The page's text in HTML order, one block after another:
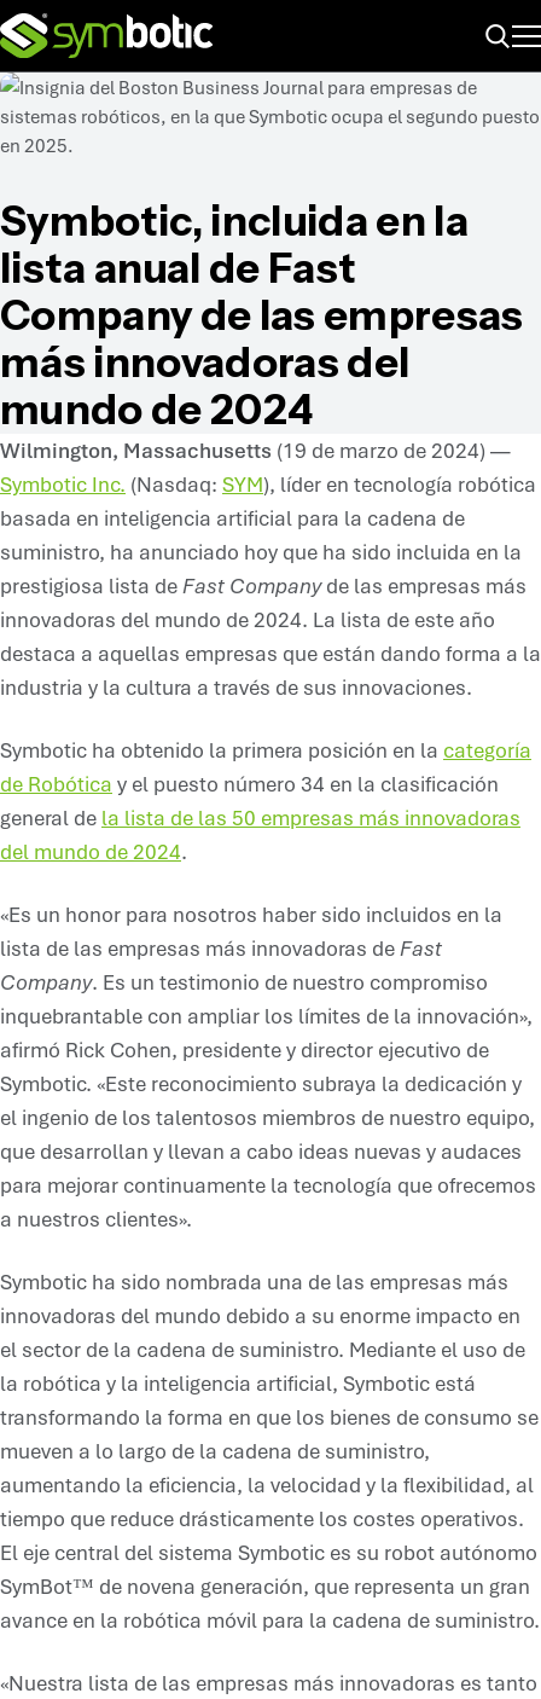
Symbotic, incluida en la
lista anual de Fast
Company de las empresas
más innovadoras del
mundo de 2024
Wilmington, Massachusetts (19 de marzo de 2024) —
Symbotic Inc. (Nasdaq: SYM), líder en tecnología robótica
basada en inteligencia artificial para la cadena de
suministro, ha anunciado hoy que ha sido incluida en la
prestigiosa lista deFast Companyde las empresas más
innovadoras del mundo de 2024. La lista de este año
destaca a aquellas empresas que están dando forma a la
industria y la cultura a través de sus innovaciones.
Symbotic ha obtenido la primera posición en la categoría
de Robótica y el puesto número 34 en la clasificación
general de la lista de las 50 empresas más innovadoras
del mundo de 2024.
«Es un honor para nosotros haber sido incluidos en la
lista de las empresas más innovadoras deFast
Company. Es un testimonio de nuestro compromiso
inquebrantable con ampliar los límites de la innovación»,
afirmó Rick Cohen, presidente y director ejecutivo de
Symbotic. «Este reconocimiento subraya la dedicación y
el ingenio de los talentosos miembros de nuestro equipo,
que desarrollan y llevan a cabo ideas nuevas y audaces
para mejorar continuamente la tecnología que ofrecemos
a nuestros clientes».
Symbotic ha sido nombrada una de las empresas más
innovadoras del mundo debido a su enorme impacto en
el sector de la cadena de suministro. Mediante el uso de
la robótica y la inteligencia artificial, Symbotic está
transformando la forma en que los bienes de consumo se
mueven a lo largo de la cadena de suministro,
aumentando la eficiencia, la velocidad y la flexibilidad, al
tiempo que reduce drásticamente los costes operativos.
El eje central del sistema Symbotic es su robot autónomo
SymBot™ de novena generación, que representa un gran
avance en la robótica móvil para la cadena de suministro.
«Nuestra lista de las empresas más innovadoras es tanto